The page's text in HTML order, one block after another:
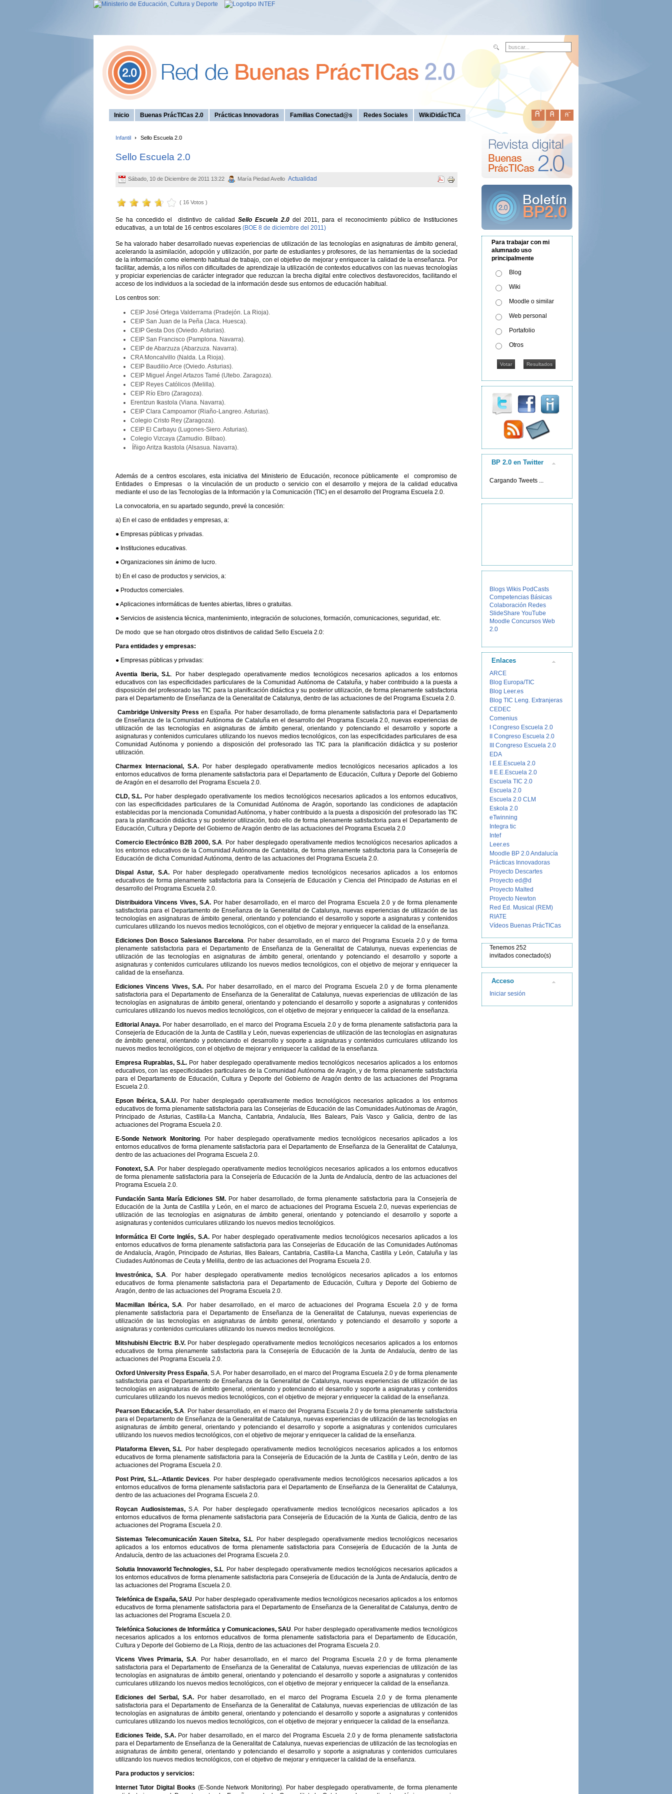
Inicio Buenas PrácTICas 2.0 Prácticas Innovadoras Familias Conectad@s Redes Sociales WikiDidácTICa
Infantil Sello Escuela 2.0
Sello Escuela 2.0
Sábado, 10 de Diciembre de 2011 13:22 María Piedad Avello Actualidad
( 16 Votos )
Se ha concedido el distintivo de calidadSello Escuela 2.0 del 2011, para el reconocimiento público de Instituciones
educativas, a un total de 16 centros escolares(BOE 8 de diciembre del 2011)
Se ha valorado haber desarrollado nuevas experiencias de utilización de las tecnologías en asignaturas de ámbito general,
acelerando la asimilación, adopción y utilización, por parte de estudiantes y profesores, de las herramientas de la sociedad
de la información como elemento habitual de trabajo, con el objetivo de mejorar y enriquecer la calidad de la enseñanza. Por
facilitar, además, a los niños con dificultades de aprendizaje la utilización de contextos educativos con las nuevas tecnologías
y propiciar experiencias de carácter integrador que reduzcan la brecha digital entre colectivos desfavorecidos, facilitando el
acceso de los individuos a la sociedad de la información desde sus entornos de educación habitual.
Los centros son:
CEIP José Ortega Valderrama (Pradejón. La Rioja).
CEIP San Juan de la Peña (Jaca. Huesca).
CEIP Gesta Dos (Oviedo. Asturias).
CEIP San Francisco (Pamplona. Navarra).
CEIP de Abarzuza (Abarzuza. Navarra).
CRA Moncalvillo (Nalda. La Rioja).
CEIP Baudilio Arce (Oviedo. Asturias).
CEIP Miguel Ángel Artazos Tamé (Utebo. Zaragoza).
CEIP Reyes Católicos (Melilla).
CEIP Río Ebro (Zaragoza).
Erentzun Ikastola (Viana. Navarra).
CEIP Clara Campoamor (Riaño-Langreo. Asturias).
Colegio Cristo Rey (Zaragoza).
CEIP El Carbayu (Lugones-Siero. Asturias).
Colegio Vizcaya (Zamudio. Bilbao).
Íñigo Aritza Ikastola (Alsasua. Navarra).
Además de a centros escolares, esta iniciativa del Ministerio de Educación, reconoce públicamente el compromiso de
Entidades o Empresas o la vinculación de un producto o servicio con el desarrollo y mejora de la calidad educativa
mediante el uso de las Tecnologías de la Información y la Comunicación (TIC) en el desarrollo del Programa Escuela 2.0.
La convocatoria, en su apartado segundo, prevé la concesión:
a) En el caso de entidades y empresas, a:
● Empresas públicas y privadas.
● Instituciones educativas.
● Organizaciones sin ánimo de lucro.
b) En el caso de productos y servicios, a:
● Productos comerciales.
● Aplicaciones informáticas de fuentes abiertas, libres o gratuitas.
● Servicios de asistencia técnica, mantenimiento, integración de soluciones, formación, comunicaciones, seguridad, etc.
De modo que se han otorgado otros distintivos de calidad Sello Escuela 2.0:
Para entidades y empresas:
● Empresas públicas y privadas:
Aventia Iberia, S.L. Por haber desplegado operativamente medios tecnológicos necesarios aplicados a los entornos
educativos con las especificidades particulares de la Comunidad Autónoma de Cataluña, y haber contribuido a la puesta a
disposición del profesorado las TIC para la planificación didáctica y su posterior utilización, de forma plenamente satisfactoria
para el Departamento de Enseñanza de la Generalitat de Catalunya, dentro de las actuaciones de del Programa Escuela 2.0.
Cambridge University Press en España. Por haber desarrollado, de forma plenamente satisfactoria para el Departamento
de Enseñanza de la Comunidad Autónoma de Cataluña en el desarrollo del Programa Escuela 2.0, nuevas experiencias de
utilización de las tecnologías en asignaturas de ámbito general, orientando y potenciando el desarrollo y soporte a
asignaturas y contenidos curriculares utilizando los nuevos medios tecnológicos, con las especificidades particulares de esa
Comunidad Autónoma y poniendo a disposición del profesorado las TIC para la planificación didáctica y su posterior
utilización.
Charmex Internacional, S.A.
Por haber desplegado operativamente medios tecnológicos necesarios aplicados a los
entornos educativos de forma plenamente satisfactoria para el Departamento de Educación, Cultura y Deporte del Gobierno
de Aragón en el desarrollo del Programa Escuela 2.0.
CLD, S.L. Por haber desplegado operativamente los medios tecnológicos necesarios aplicados a los entornos educativos,
con las especificidades particulares de la Comunidad Autónoma de Aragón, soportando las condiciones de adaptación
establecidas por la mencionada Comunidad Autónoma, y haber contribuido a la puesta a disposición del profesorado las TIC
para la planificación didáctica y su posterior utilización, todo ello de forma plenamente satisfactoria para el Departamento de
Educación, Cultura y Deporte del Gobierno de Aragón dentro de las actuaciones del Programa Escuela 2.0
Comercio Electrónico B2B 2000, S.A. Por haber desplegado operativamente medios tecnológicos necesarios aplicados a
los entornos educativos de la Comunidad Autónoma de Cantabria, de forma plenamente satisfactoria para la Consejería de
Educación de dicha Comunidad Autónoma, dentro de las actuaciones del Programa Escuela 2.0.
Dispal Astur, S.A.
Por haber desplegado operativamente medios tecnológicos necesarios aplicados a los entornos
educativos de forma plenamente satisfactoria para la Consejería de Educación y Ciencia del Principado de Asturias en el
desarrollo del Programa Escuela 2.0.
Distribuidora Vincens Vives, S.A. Por haber desarrollado, en el marco del Programa Escuela 2.0 y de forma plenamente
satisfactoria para el Departamento de Enseñanza de la Generalitat de Catalunya, nuevas experiencias de utilización de las
tecnologías en asignaturas de ámbito general, orientando y potenciando el desarrollo y soporte a asignaturas y contenidos
curriculares utilizando los nuevos medios tecnológicos, con el objetivo de mejorar y enriquecer la calidad de la enseñanza.
Ediciones Don Bosco Salesianos Barcelona. Por haber desarrollado, en el marco del Programa Escuela 2.0 y de forma
plenamente satisfactoria para el Departamento de Enseñanza de la Generalitat de Catalunya, nuevas experiencias de
utilización de las tecnologías en asignaturas de ámbito general, orientando y potenciando el desarrollo y soporte a
asignaturas y contenidos curriculares utilizando los nuevos medios tecnológicos, con el objetivo de mejorar y enriquecer la
calidad de la enseñanza.
Ediciones Vincens Vives, S.A. Por haber desarrollado, en el marco del Programa Escuela 2.0 y de forma plenamente
satisfactoria para el Departamento de Enseñanza de la Generalitat de Catalunya, nuevas experiencias de utilización de las
tecnologías en asignaturas de ámbito general, orientando y potenciando el desarrollo y soporte a asignaturas y contenidos
curriculares utilizando los nuevos medios tecnológicos, con el objetivo de mejorar y enriquecer la calidad de la enseñanza.
Editorial Anaya. Por haber desarrollado, en el marco del Programa Escuela 2.0 y de forma plenamente satisfactoria para la
Consejería de Educación de la Junta de Castilla y León, nuevas experiencias de utilización de las tecnologías en asignaturas
de ámbito general, orientando y potenciando el desarrollo y soporte a asignaturas y contenidos curriculares utilizando los
nuevos medios tecnológicos, con el objetivo de mejorar y enriquecer la calidad de la enseñanza.
Empresa Ruprablas, S.L. Por haber desplegado operativamente medios tecnológicos necesarios aplicados a los entornos
educativos, con las especificidades particulares de la Comunidad Autónoma de Aragón, y de forma plenamente satisfactoria
para el Departamento de Educación, Cultura y Deporte del Gobierno de Aragón dentro de las actuaciones del Programa
Escuela 2.0.
Epson Ibérica, S.A.U. Por haber desplegado operativamente medios tecnológicos necesarios aplicados a los entornos
educativos de forma plenamente satisfactoria para las Consejerías de Educación de las Comunidades Autónomas de Aragón,
Principado de Asturias, Castilla-La Mancha, Cantabria, Andalucía, Illes Balears, País Vasco y Galicia, dentro de las
actuaciones del Programa Escuela 2.0.
E-Sonde Network Monitoring. Por haber desplegado operativamente medios tecnológicos necesarios aplicados a los
entornos educativos de forma plenamente satisfactoria para el Departamento de Enseñanza de la Generalitat de Catalunya,
dentro de las actuaciones del Programa Escuela 2.0.
Fonotext, S.A. Por haber desplegado operativamente medios tecnológicos necesarios aplicados a los entornos educativos
de forma plenamente satisfactoria para la Consejería de Educación de la Junta de Andalucía, dentro de las actuaciones del
Programa Escuela 2.0.
Fundación Santa María Ediciones SM. Por haber desarrollado, de forma plenamente satisfactoria para la Consejería de
Educación de la Junta de Castilla y León, en el marco de actuaciones del Programa Escuela 2.0, nuevas experiencias de
utilización de las tecnologías en asignaturas de ámbito general, orientando y potenciando el desarrollo y soporte a
asignaturas y contenidos curriculares utilizando los nuevos medios tecnológicos.
Informática El Corte Inglés, S.A. Por haber desplegado operativamente medios tecnológicos necesarios aplicados a los
entornos educativos de forma plenamente satisfactoria para las Consejerías de Educación de las Comunidades Autónomas
de Andalucía, Aragón, Principado de Asturias, Illes Balears, Cantabria, Castilla-La Mancha, Castilla y León, Cataluña y las
Ciudades Autónomas de Ceuta y Melilla, dentro de las actuaciones del Programa Escuela 2.0.
Investrónica, S.A. Por haber desplegado operativamente medios tecnológicos necesarios aplicados a los entornos
educativos de forma plenamente satisfactoria para el Departamento de Educación, Cultura y Deporte del Gobierno de
Aragón, dentro de las actuaciones del Programa Escuela 2.0.
Macmillan Ibérica, S.A. Por haber desarrollado, en el marco de actuaciones del Programa Escuela 2.0 y de forma
plenamente satisfactoria para el Departamento de Enseñanza de la Generalitat de Catalunya, nuevas experiencias de
utilización de las tecnologías en asignaturas de ámbito general, orientando y potenciando el desarrollo y soporte a
asignaturas y contenidos curriculares utilizando los nuevos medios tecnológicos.
Mitshubishi Electric B.V.Por haber desplegado operativamente medios tecnológicos necesarios aplicados a los entornos
educativos de forma plenamente satisfactoria para la Consejería de Educación de la Junta de Andalucía, dentro de las
actuaciones del Programa Escuela 2.0.
Oxford University Press España, S.A. Por haber desarrollado, en el marco del Programa Escuela 2.0 y de forma plenamente
satisfactoria para el Departamento de Enseñanza de la Generalitat de Catalunya, nuevas experiencias de utilización de las
tecnologías en asignaturas de ámbito general, orientando y potenciando el desarrollo y soporte a asignaturas y contenidos
curriculares utilizando los nuevos medios tecnológicos, con el objetivo de mejorar y enriquecer la calidad de la enseñanza.
Pearson Educación, S.A. Por haber desarrollado, en el marco del Programa Escuela 2.0 y de forma plenamente satisfactoria
para el Departamento de Enseñanza de la Generalitat de Catalunya, nuevas experiencias de utilización de las tecnologías en
asignaturas de ámbito general, orientando y potenciando el desarrollo y soporte a asignaturas y contenidos curriculares
utilizando los nuevos medios tecnológicos, con el objetivo de mejorar y enriquecer la calidad de la enseñanza.
Plataforma Eleven, S.L. Por haber desplegado operativamente medios tecnológicos necesarios aplicados a los entornos
educativos de forma plenamente satisfactoria para la Consejería de Educación de la Junta de Castilla y León, dentro de las
actuaciones del Programa Escuela 2.0.
Post Print, S.L.–Atlantic Devices. Por haber desplegado operativamente medios tecnológicos necesarios aplicados a los
entornos educativos de forma plenamente satisfactoria para el Departamento de Enseñanza de la Generalitat de Catalunya,
dentro de las actuaciones del Programa Escuela 2.0.
Roycan Audiosistemas,S.A. Por haber desplegado operativamente medios tecnológicos necesarios aplicados a los
entornos educativos de forma plenamente satisfactoria para Consejería de Educación de la Xunta de Galicia, dentro de las
actuaciones del Programa Escuela 2.0.
Sistemas Telecomunicación Xauen Sitelxa, S.L. Por haber desplegado operativamente medios tecnológicos necesarios
aplicados a los entornos educativos de forma plenamente satisfactoria para Consejería de Educación de la Junta de
Andalucía, dentro de las actuaciones del Programa Escuela 2.0.
Solutia Innovaworld Technologies, S.L. Por haber desplegado operativamente medios tecnológicos necesarios aplicados a
los entornos educativos de forma plenamente satisfactoria para Consejería de Educación de la Junta de Andalucía, dentro de
las actuaciones del Programa Escuela 2.0.
Telefónica de España, SAU. Por haber desplegado operativamente medios tecnológicos necesarios aplicados a los entornos
educativos de forma plenamente satisfactoria para el Departamento de Enseñanza de la Generalitat de Catalunya, dentro de
las actuaciones del Programa Escuela 2.0.
Telefónica Soluciones de Informática y Comunicaciones, SAU. Por haber desplegado operativamente medios tecnológicos
necesarios aplicados a los entornos educativos de forma plenamente satisfactoria para el Departamento de Educación,
Cultura y Deporte del Gobierno de La Rioja, dentro de las actuaciones del Programa Escuela 2.0.
Vicens Vives Primaria, S.A. Por haber desarrollado, en el marco del Programa Escuela 2.0 y de forma plenamente
satisfactoria para el Departamento de Enseñanza de la Generalitat de Catalunya, nuevas experiencias de utilización de las
tecnologías en asignaturas de ámbito general, orientando y potenciando el desarrollo y soporte a asignaturas y contenidos
curriculares utilizando los nuevos medios tecnológicos, con el objetivo de mejorar y enriquecer la calidad de la enseñanza.
Ediciones del Serbal, S.A.
Por haber desarrollado, en el marco del Programa Escuela 2.0 y de forma plenamente
satisfactoria para el Departamento de Enseñanza de la Generalitat de Catalunya, nuevas experiencias de utilización de las
tecnologías en asignaturas de ámbito general, orientando y potenciando el desarrollo y soporte a asignaturas y contenidos
curriculares utilizando los nuevos medios tecnológicos, con el objetivo de mejorar y enriquecer la calidad de la enseñanza.
Ediciones Teide, S.A. Por haber desarrollado, en el marco del Programa Escuela 2.0 y de forma plenamente satisfactoria
para el Departamento de Enseñanza de la Generalitat de Catalunya, nuevas experiencias de utilización de las tecnologías en
asignaturas de ámbito general, orientando y potenciando el desarrollo y soporte a asignaturas y contenidos curriculares
utilizando los nuevos medios tecnológicos, con el objetivo de mejorar y enriquecer la calidad de la enseñanza.
Para productos y servicios:
Internet Tutor Digital Books (E-Sonde Network Monitoring). Por haber desplegado operativamente, de forma plenamente
Para trabajar con mi
alumnado uso
principalmente
Blog
Wiki
Moodle o similar
Web personal
Portafolio
Otros
BP 2.0 en Twitter
Cargando Tweets ...
Blogs Wikis PodCasts
Competencias Básicas
Colaboración Redes
SlideShare YouTube
Moodle Concursos Web
2.0
Enlaces
ARCE
Blog Europa/TIC
Blog Leer.es
Blog TIC Leng. Extranjeras
CEDEC
Comenius
I Congreso Escuela 2.0
II Congreso Escuela 2.0
III Congreso Escuela 2.0
EDA
I E.E.Escuela 2.0
II E.E.Escuela 2.0
Escuela TIC 2.0
Escuela 2.0
Escuela 2.0 CLM
Eskola 2.0
eTwinning
Integra tic
Intef
Leer.es
Moodle BP 2.0 Andalucía
Prácticas Innovadoras
Proyecto Descartes
Proyecto ed@d
Proyecto Malted
Proyecto Newton
Red Ed. Musical (REM)
RIATE
Vídeos Buenas PrácTICas
Tenemos 252
invitados conectado(s)
Acceso
Iniciar sesión